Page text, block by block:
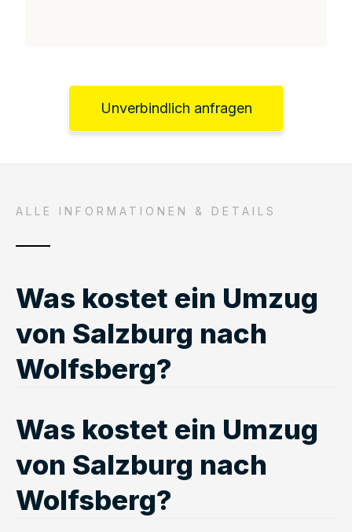
Unverbindlich anfragen
ALLE INFORMATIONEN & DETAILS
Was kostet ein Umzug
von Salzburg nach
Wolfsberg?
Was kostet ein Umzug
von Salzburg nach
Wolfsberg?